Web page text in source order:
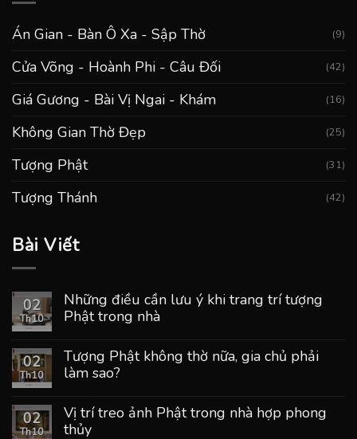
Án Gian - Bàn Ô Xa - Sập Thờ (9)
Cửa Võng - Hoành Phi - Câu Đối (42)
Giá Gương - Bài Vị Ngai - Khám (16)
Không Gian Thờ Đẹp (25)
Tượng Phật (31)
Tượng Thánh (42)
Bài Viết
02
Th10
Những điều cần lưu ý khi trang trí tượng
Phật trong nhà
02
Th10
Tượng Phật không thờ nữa, gia chủ phải
làm sao?
02
Th10
Vị trí treo ảnh Phật trong nhà hợp phong
thủy